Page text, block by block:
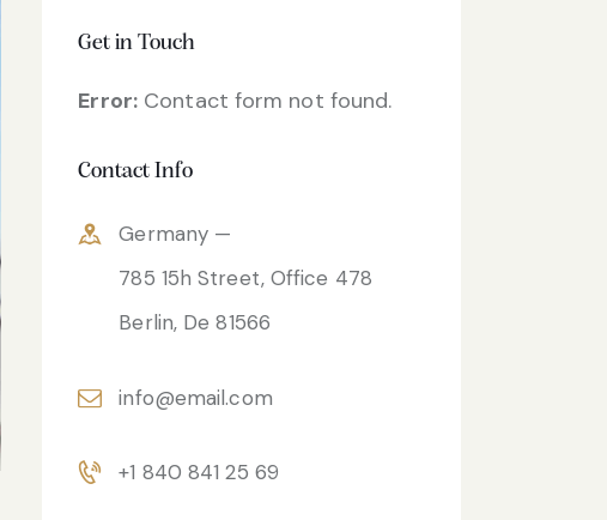
Get in Touch
Error: Contact form not found.
Contact Info
Germany —
785 15h Street, Office 478
Berlin, De 81566
info@email.com
+1 840 841 25 69